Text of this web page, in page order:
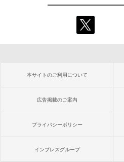
本サイトのご利用について
広告掲載のご案内
プライバシーポリシー
インプレスグループ